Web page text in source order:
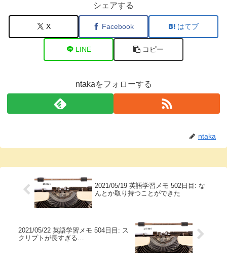
シェアする
X Facebook はてブ
LINE コピー
ntakaをフォローする
ntaka
2021/05/19 英語学習メモ 502日目: な
んとか取り持つことができた
2021/05/22 英語学習メモ 504日目: ス
クリプトが長すぎる…